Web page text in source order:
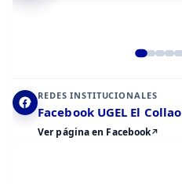
REDES INSTITUCIONALES
Facebook UGEL El Collao
Ver página en Facebook